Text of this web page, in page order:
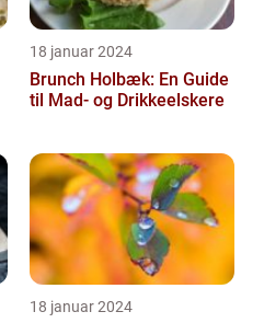
18 januar 2024
Brunch Holbæk: En Guide
til Mad- og Drikkeelskere
18 januar 2024